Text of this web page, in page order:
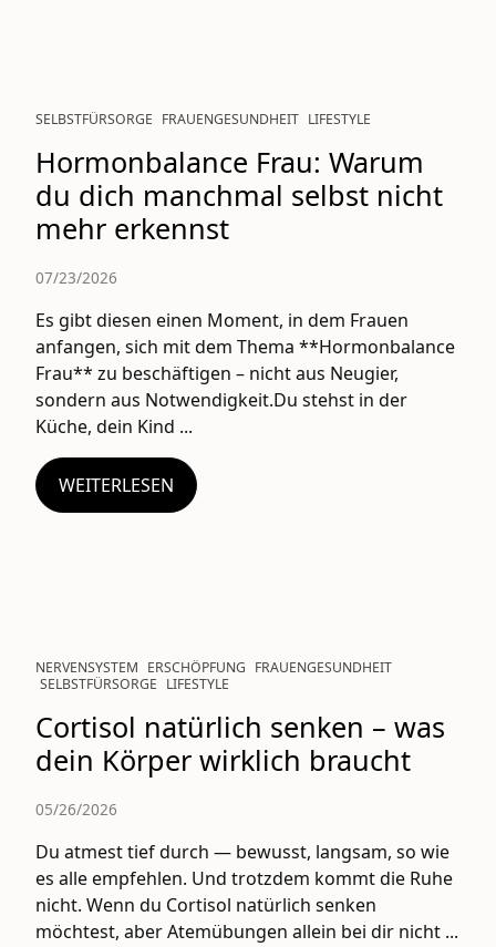
SELBSTFÜRSORGE FRAUENGESUNDHEIT LIFESTYLE
Hormonbalance Frau: Warum
du dich manchmal selbst nicht
mehr erkennst
07/23/2026
Es gibt diesen einen Moment, in dem Frauen
anfangen, sich mit dem Thema **Hormonbalance
Frau** zu beschäftigen – nicht aus Neugier,
sondern aus Notwendigkeit.Du stehst in der
Küche, dein Kind ...
WEITERLESEN
NERVENSYSTEM ERSCHÖPFUNG FRAUENGESUNDHEIT
SELBSTFÜRSORGE LIFESTYLE
Cortisol natürlich senken – was
dein Körper wirklich braucht
05/26/2026
Du atmest tief durch — bewusst, langsam, so wie
es alle empfehlen. Und trotzdem kommt die Ruhe
nicht. Wenn du Cortisol natürlich senken
möchtest, aber Atemübungen allein bei dir nicht ...